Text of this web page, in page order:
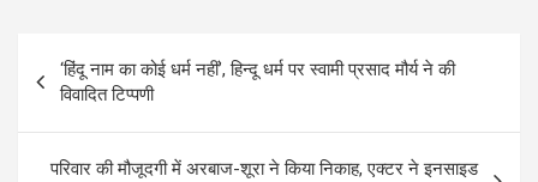
navigation
‘हिंदू नाम का कोई धर्म नहीं’, हिन्दू धर्म पर स्वामी प्रसाद मौर्य ने की
विवादित टिप्पणी
परिवार की मौजूदगी में अरबाज-शूरा ने किया निकाह, एक्टर ने इनसाइड